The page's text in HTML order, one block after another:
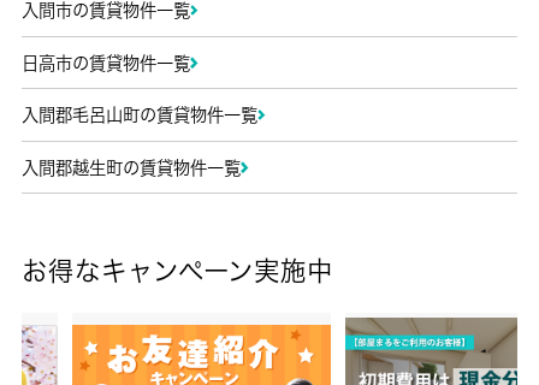
入間市の賃貸物件一覧
日高市の賃貸物件一覧
入間郡毛呂山町の賃貸物件一覧
入間郡越生町の賃貸物件一覧
お得なキャンペーン実施中